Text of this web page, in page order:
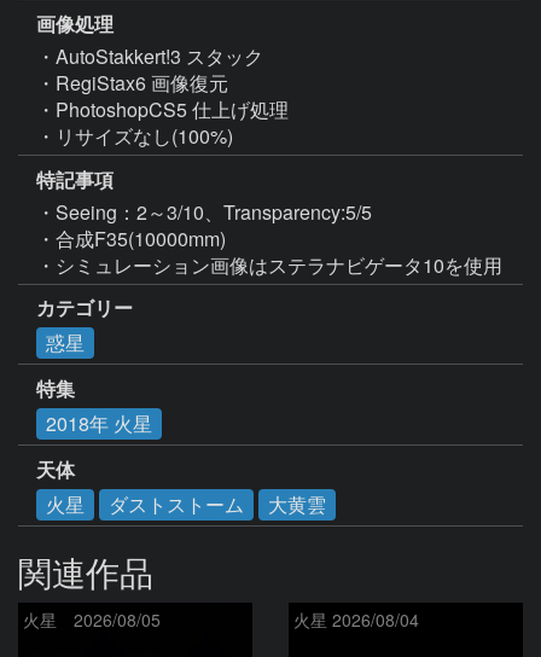
画像処理
・AutoStakkert!3 スタック
・RegiStax6 画像復元
・PhotoshopCS5 仕上げ処理
・リサイズなし(100%)
特記事項
・Seeing：2～3/10、Transparency:5/5
・合成F35(10000mm)
・シミュレーション画像はステラナビゲータ10を使用
カテゴリー
惑星
特集
2018年 火星
天体
火星
ダストストーム 大黄雲
関連作品
火星 2026/08/05 火星 2026/08/04